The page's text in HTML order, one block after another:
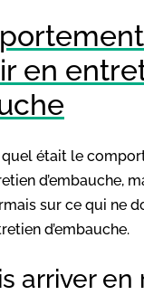
en
était le
d’embauche,
sur ce qui ne
d’embauche.
arriver en